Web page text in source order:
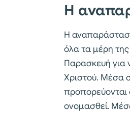
Η
Η
όλα τα μέρη
Παρασκευή για
Χριστού. Μέσα
προπορεύονται
ονομασθεί.